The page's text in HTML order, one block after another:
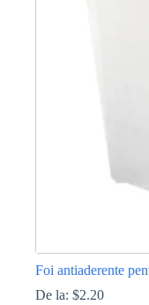
Foi antiaderente
De la: $2.20